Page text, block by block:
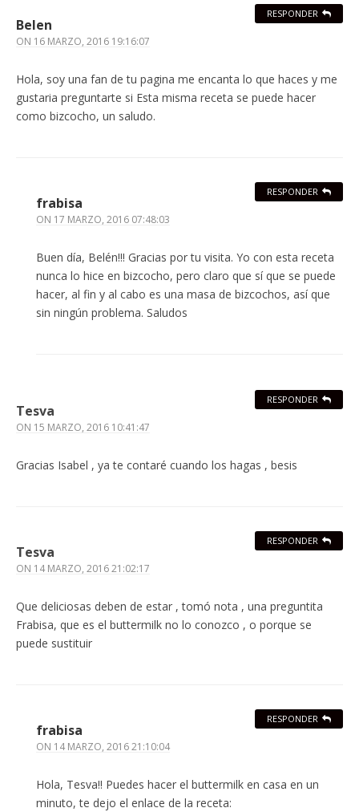
Belen
ON 16 MARZO, 2016 19:16:07
Hola, soy una fan de tu pagina me encanta lo que haces y me
gustaria preguntarte si Esta misma receta se puede hacer
como bizcocho, un saludo.
RESPONDER
frabisa
ON 17 MARZO, 2016 07:48:03
Buen día, Belén!!! Gracias por tu visita. Yo con esta receta
nunca lo hice en bizcocho, pero claro que sí que se puede
hacer, al fin y al cabo es una masa de bizcochos, así que
sin ningún problema. Saludos
RESPONDER
Tesva
ON 15 MARZO, 2016 10:41:47
Gracias Isabel , ya te contaré cuando los hagas , besis
RESPONDER
Tesva
ON 14 MARZO, 2016 21:02:17
Que deliciosas deben de estar , tomó nota , una preguntita
Frabisa, que es el buttermilk no lo conozco , o porque se
puede sustituir
RESPONDER
frabisa
ON 14 MARZO, 2016 21:10:04
Hola, Tesva!! Puedes hacer el buttermilk en casa en un
minuto, te dejo el enlace de la receta:
RESPONDER